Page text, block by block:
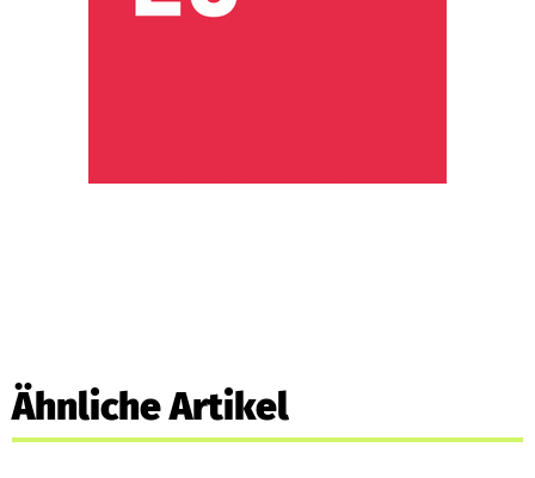
Ähnliche Artikel